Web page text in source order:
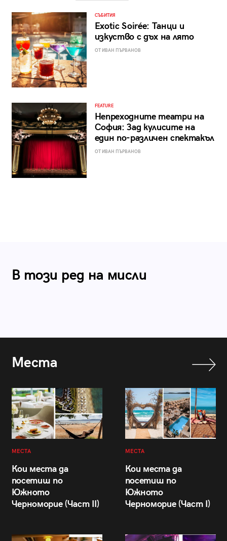
СЪБИТИЯ
Exotic Soirée: Танци и
изкуство с дъх на лято
ОТ ИВАН ПЪРВАНОВ
FEATURE
Непреходните театри на
София: Зад кулисите на
един по-различен спектакъл
ОТ ИВАН ПЪРВАНОВ
В този ред на мисли
Места
МЕСТА
Кои места да
посетиш по
Южното
Черноморие (Част II)
МЕСТА
Кои места да
посетиш по
Южното
Черноморие (Част I)